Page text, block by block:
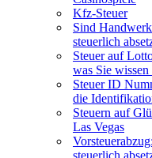
Kfz-Steuer
Sind
steuerlich
Steuer auf
was Sie wissen
Steuer ID
die
Steuern auf
Las Vegas
steuerlich